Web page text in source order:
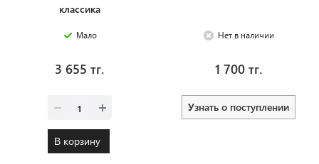
классика
Мало
3 655 тг.
В корзину
Нет в наличии
1 700 тг.
Узнать о поступлении